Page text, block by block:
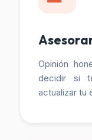
Opinión
decidir si
actualizar tu